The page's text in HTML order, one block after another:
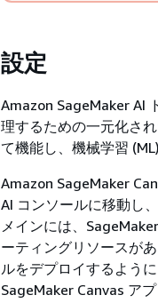
設定
Amazon SageMaker AI
理するための一元化さ
て機能し、機械学習
Amazon SageMaker
AI コンソールに移動し
メインには、
ーティングリソースが
ルをデプロイするよう
SageMaker Canvas ア